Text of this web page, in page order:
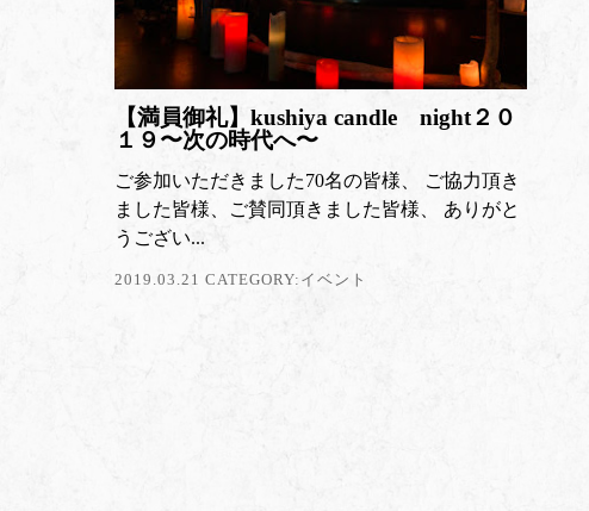
【満員御礼】kushiya candle night２０
１９〜次の時代へ〜
ご参加いただきました70名の皆様、 ご協力頂き
ました皆様、ご賛同頂きました皆様、 ありがと
うござい...
2019.03.21 CATEGORY: イベント